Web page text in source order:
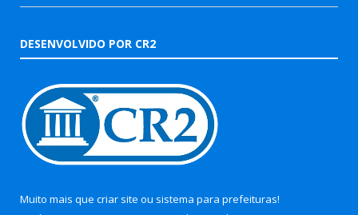
DESENVOLVIDO POR CR2
Muito mais que criar site ou sistema para prefeituras!